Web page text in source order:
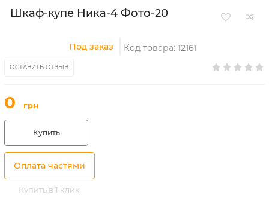
Шкаф-купе Ника-4 Фото-20
Под заказ Код товара: 12161
ОСТАВИТЬ ОТЗЫВ
0 грн
Купить
Оплата частями
Купить в 1 клик